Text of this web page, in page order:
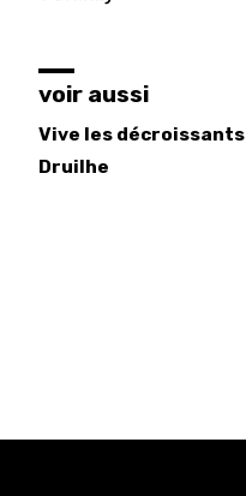
voir aussi
Vive les décroissants
Druilhe